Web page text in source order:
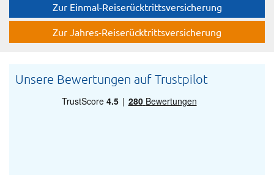
Zur Einmal-Reiserücktrittsversicherung
Zur Jahres-Reiserücktrittsversicherung
Unsere Bewertungen auf Trustpilot